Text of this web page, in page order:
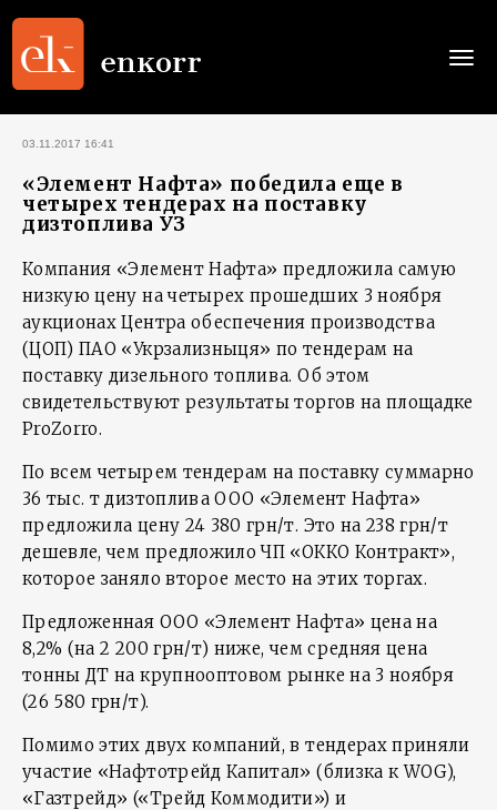
03.11.2017 16:41
«Элемент Нафта» победила еще в
четырех тендерах на поставку
дизтоплива УЗ
Компания «Элемент Нафта» предложила самую
низкую цену на четырех прошедших 3 ноября
аукционах Центра обеспечения производства
(ЦОП) ПАО «Укрзализныця» по тендерам на
поставку дизельного топлива. Об этом
свидетельствуют результаты торгов на площадке
ProZorro.
По всем четырем тендерам на поставку суммарно
36 тыс. т дизтоплива ООО «Элемент Нафта»
предложила цену 24 380 грн/т. Это на 238 грн/т
дешевле, чем предложило ЧП «ОККО Контракт»,
которое заняло второе место на этих торгах.
Предложенная ООО «Элемент Нафта» цена на
8,2% (на 2 200 грн/т) ниже, чем средняя цена
тонны ДТ на крупнооптовом рынке на 3 ноября
(26 580 грн/т).
Помимо этих двух компаний, в тендерах приняли
участие «Нафтотрейд Капитал» (близка к WOG),
«Газтрейд» («Трейд Коммодити») и